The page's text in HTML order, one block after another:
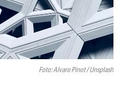
Foto: Alvaro Pinot / Unsplash